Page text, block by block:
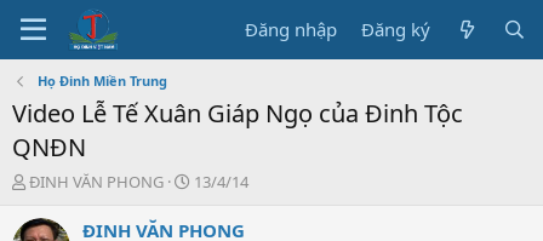
Đăng nhập Đăng ký
Họ Đinh Miền Trung
Video Lễ Tế Xuân Giáp Ngọ của Đinh Tộc
QNĐN
T
r
ĐINH VĂN PHONG
N
à
13/4/14
ĐINH VĂN PHONG